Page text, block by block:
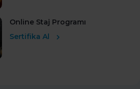
Online Staj Programı
Sertifika Al